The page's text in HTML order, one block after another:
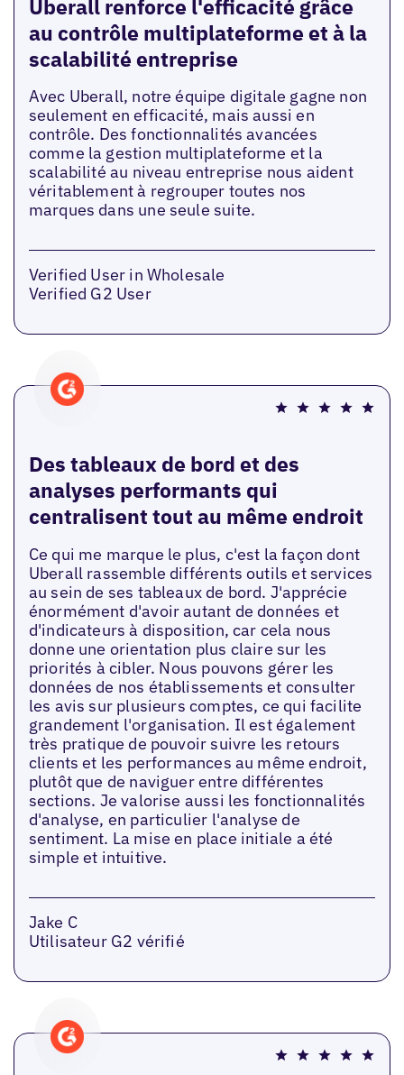
Uberall renforce l'efficacité grâce
au contrôle multiplateforme et à la
scalabilité entreprise
Avec Uberall, notre équipe digitale gagne non
seulement en efficacité, mais aussi en
contrôle. Des fonctionnalités avancées
comme la gestion multiplateforme et la
scalabilité au niveau entreprise nous aident
véritablement à regrouper toutes nos
marques dans une seule suite.
Verified User in Wholesale
Verified G2 User
Des tableaux de bord et des
analyses performants qui
centralisent tout au même endroit
Ce qui me marque le plus, c'est la façon dont
Uberall rassemble différents outils et services
au sein de ses tableaux de bord. J'apprécie
énormément d'avoir autant de données et
d'indicateurs à disposition, car cela nous
donne une orientation plus claire sur les
priorités à cibler. Nous pouvons gérer les
données de nos établissements et consulter
les avis sur plusieurs comptes, ce qui facilite
grandement l'organisation. Il est également
très pratique de pouvoir suivre les retours
clients et les performances au même endroit,
plutôt que de naviguer entre différentes
sections. Je valorise aussi les fonctionnalités
d'analyse, en particulier l'analyse de
sentiment. La mise en place initiale a été
simple et intuitive.
Jake C
Utilisateur G2 vérifié